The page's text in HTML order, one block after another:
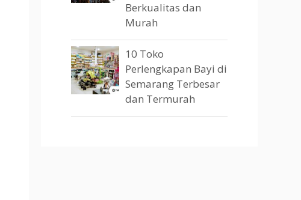
Berkualitas dan
Murah
10 Toko
Perlengkapan Bayi di
Semarang Terbesar
dan Termurah